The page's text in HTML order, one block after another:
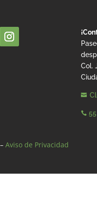
Col.


Aviso de Privacidad